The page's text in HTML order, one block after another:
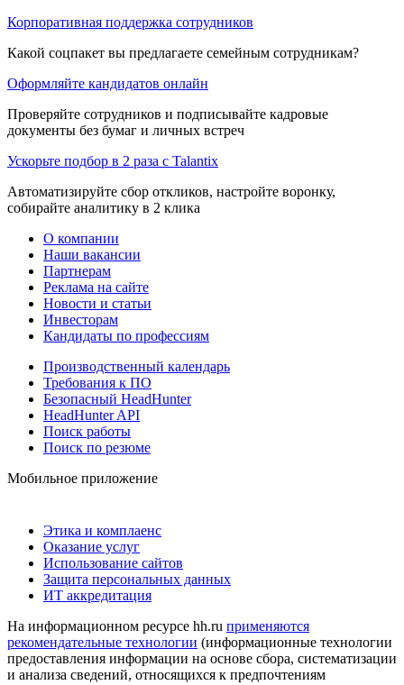
Корпоративная поддержка сотрудников
Какой соцпакет вы предлагаете семейным сотрудникам?
Оформляйте кандидатов онлайн
Проверяйте сотрудников и подписывайте кадровые
документы без бумаг и личных встреч
Ускорьте подбор в 2 раза с Talantix
Автоматизируйте сбор откликов, настройте воронку,
собирайте аналитику в 2 клика
О компании
Наши вакансии
Партнерам
Реклама на сайте
Новости и статьи
Инвесторам
Кандидаты по профессиям
Производственный календарь
Требования к ПО
Безопасный HeadHunter
HeadHunter API
Поиск работы
Поиск по резюме
Мобильное приложение
Этика и комплаенс
Оказание услуг
Использование сайтов
Защита персональных данных
ИТ аккредитация
На информационном ресурсе hh.ru применяются
рекомендательные технологии (информационные технологии
предоставления информации на основе сбора, систематизации
и анализа сведений, относящихся к предпочтениям